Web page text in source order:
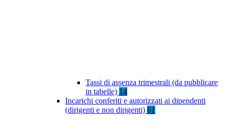
Tassi di assenza trimestrali (da pubblicare
in tabelle) 14
Incarichi conferiti e autorizzati ai dipendenti
(dirigenti e non dirigenti) 61